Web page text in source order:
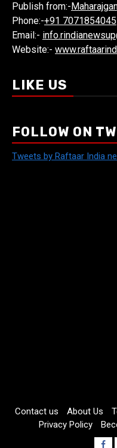
Publish from:-
Phone:-+91 7071854045
Email:-
Website:-
LIKE US
FOLLOW ON
Tweets by Raftaar India
Contact us About Us
Privacy Policy